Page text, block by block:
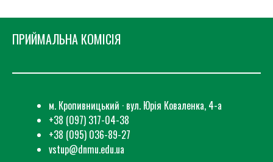
ПРИЙМАЛЬНА КОМІСІЯ
м. Кропивницький · вул. Юрія Коваленка, 4-а
+38 (097) 317-04-38
+38 (095) 036-89-27
vstup@dnmu.edu.ua